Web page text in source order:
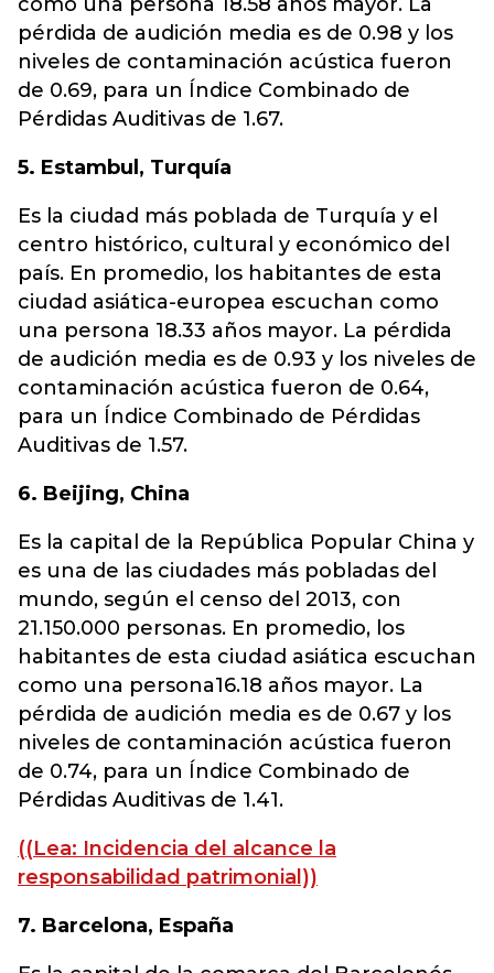
pérdida de audición media es de 0.98 y los
niveles de contaminación acústica fueron
de 0.69, para un Índice Combinado de
Pérdidas Auditivas de 1.67.
5. Estambul, Turquía
Es la ciudad más poblada de Turquía y el
centro histórico, cultural y económico del
país. En promedio, los habitantes de esta
ciudad asiática-europea escuchan como
una persona 18.33 años mayor. La pérdida
de audición media es de 0.93 y los niveles de
contaminación acústica fueron de 0.64,
para un Índice Combinado de Pérdidas
Auditivas de 1.57.
6. Beijing, China
Es la capital de la República Popular China y
es una de las ciudades más pobladas del
mundo, según el censo del 2013, con
21.150.000 personas. En promedio, los
habitantes de esta ciudad asiática escuchan
como una persona16.18 años mayor. La
pérdida de audición media es de 0.67 y los
niveles de contaminación acústica fueron
de 0.74, para un Índice Combinado de
Pérdidas Auditivas de 1.41.
((Lea: Incidencia del alcance la
responsabilidad patrimonial))
7. Barcelona, España